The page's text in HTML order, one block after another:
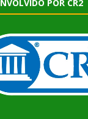
POR CR2